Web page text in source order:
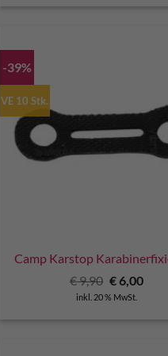
-39%
VE 10 Stk.
Camp Karstop
€9,90
Preis
war:
€6,00
inkl. 20 % MwSt.